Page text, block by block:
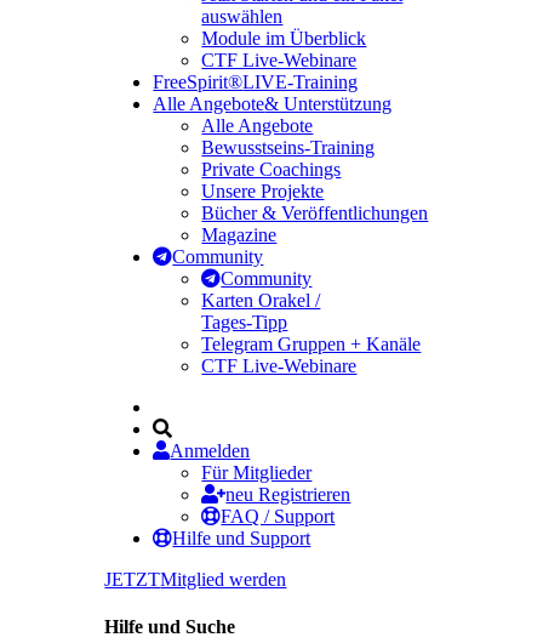
auswählen
Module im Überblick
CTF Live-Webinare
FreeSpirit®LIVE-Training
Alle Angebote& Unterstützung
Alle Angebote
Bewusstseins-Training
Private Coachings
Unsere Projekte
Bücher & Veröffentlichungen
Magazine
Community
Community
Karten Orakel /
Tages-Tipp
Telegram Gruppen + Kanäle
CTF Live-Webinare
Anmelden
Für Mitglieder
neu Registrieren
FAQ / Support
Hilfe und Support
JETZTMitglied werden
Hilfe und Suche